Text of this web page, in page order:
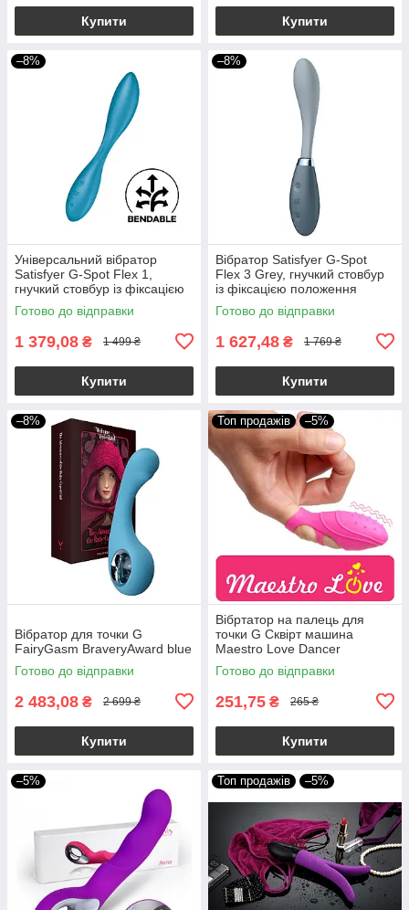
Купити Купити
–8%
Універсальний вібратор
Satisfyer G-Spot Flex 1,
гнучкий стовбур із фіксацією
положення
Готово до відправки
1 379,08 ₴ 1 499 ₴
Купити
–8%
Вібратор Satisfyer G-Spot
Flex 3 Grey, гнучкий стовбур
із фіксацією положення
Готово до відправки
1 627,48 ₴ 1 769 ₴
Купити
–8%
Вібратор для точки G
FairyGasm BraveryAward blue
Готово до відправки
2 483,08 ₴ 2 699 ₴
Купити
Топ продажів –5%
Вібртатор на палець для
точки G Сквірт машина
Maestro Love Dancer
Готово до відправки
251,75 ₴ 265 ₴
Купити
–5% Топ продажів –5%